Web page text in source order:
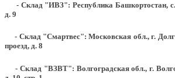
- Склад "ИВЗ": Республика Башкортостан, с.
д. 9
- Склад "Смартвес":Московская обл., г.
проезд, д. 8
- Склад "ВЗВТ": Волгоградская обл., г.